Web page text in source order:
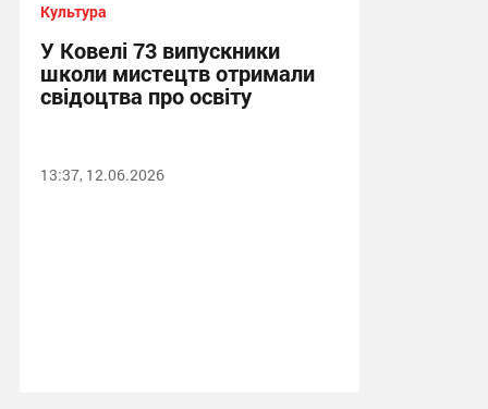
Культура
У Ковелі 73 випускники
школи мистецтв отримали
свідоцтва про освіту
13:37, 12.06.2026